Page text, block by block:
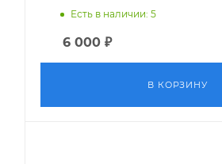
Есть в наличии: 5
6 000 ₽
В КОРЗИНУ